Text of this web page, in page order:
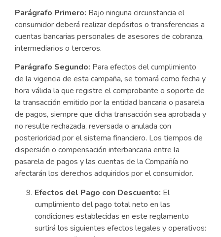
Parágrafo Primero: Bajo ninguna circunstancia el
consumidor deberá realizar depósitos o transferencias a
cuentas bancarias personales de asesores de cobranza,
intermediarios o terceros.
Parágrafo Segundo: Para efectos del cumplimiento
de la vigencia de esta campaña, se tomará como fecha y
hora válida la que registre el comprobante o soporte de
la transacción emitido por la entidad bancaria o pasarela
de pagos, siempre que dicha transacción sea aprobada y
no resulte rechazada, reversada o anulada con
posterioridad por el sistema financiero. Los tiempos de
dispersión o compensación interbancaria entre la
pasarela de pagos y las cuentas de la Compañía no
afectarán los derechos adquiridos por el consumidor.
Efectos del Pago con Descuento: El
cumplimiento del pago total neto en las
condiciones establecidas en este reglamento
surtirá los siguientes efectos legales y operativos: